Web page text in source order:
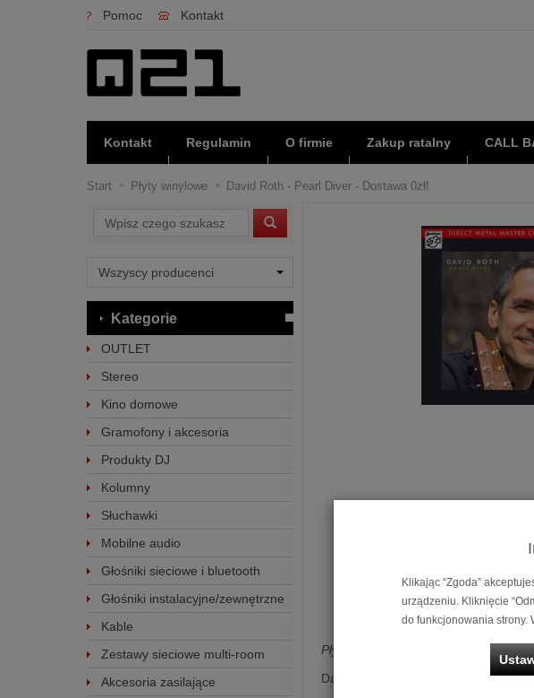
Pomoc Kontakt
Kontakt Regulamin O firmie Zakup ratalny CALL
Start Płyty winylowe David Roth - Pearl Diver - Dostawa 0zł!
Płyta winylowa, David Roth - Pearl
David Roth obserwuje i dostrzega...
Wyszukaj
Kategorie
OUTLET
Stereo
Kino domowe
Gramofony i akcesoria
Produkty DJ
Kolumny
Słuchawki
Mobilne audio
Głośniki sieciowe i bluetooth
Głośniki instalacyjne/zewnętrzne
Kable
Zestawy sieciowe multi-room
Akcesoria zasilające
Klikając “Zgoda”
urządzeniu. Kliknięcie
do funkcjonowania strony.